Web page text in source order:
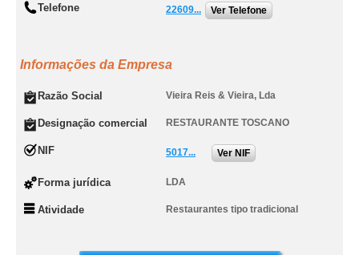
Telefone 22609... Ver Telefone
Informações da Empresa
Razão Social Vieira Reis & Vieira, Lda
Designação comercial RESTAURANTE TOSCANO
NIF 5017... Ver NIF
Forma jurídica LDA
Atividade Restaurantes tipo tradicional